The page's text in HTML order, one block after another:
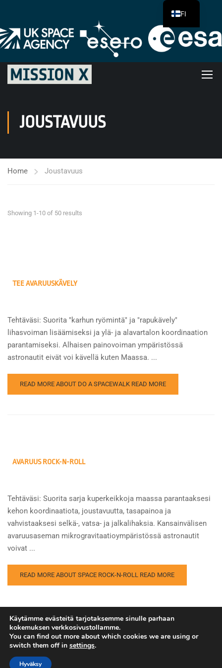
JOUSTAVUUS
Home Joustavuus
Showing 1-10 of 50 results
TEE AVARUUSKÄVELY
Tehtäväsi: Suorita "karhun ryömintä" ja "rapukävely"
lihasvoiman lisäämiseksi ja ylä- ja alavartalon koordinaation
parantamiseksi. Alhaisen painovoiman ympäristössä
astronautit eivät voi kävellä kuten Maassa. ...
READ MORE ABOUT DO A SPACEWALK READ MORE
AVARUUS ROCK-N-ROLL
Tehtäväsi: Suorita sarja kuperkeikkoja maassa parantaaksesi
kehon koordinaatiota, joustavuutta, tasapainoa ja
vahvistaaksesi selkä-, vatsa- ja jalkalihaksia. Kansainvälisen
avaruusaseman mikrogravitaatioympäristössä astronautit
voivat ...
READ MORE ABOUT SPACE ROCK-N-ROLL READ MORE
Copyright © Euroopan avaruusjärjestö. Kaikki oikeudet
pidätetään.
Käytämme evästeitä tarjotaksemme sinulle parhaan
kokemuksen verkkosivustollamme.
You can find out more about which cookies we are using or
switch them off in settings.
Hyväksy
FI